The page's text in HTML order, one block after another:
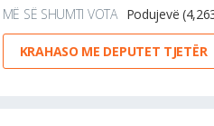
MË SË SHUMTI VOTA Podujevë
KRAHASO ME DEPUTET TJETËR